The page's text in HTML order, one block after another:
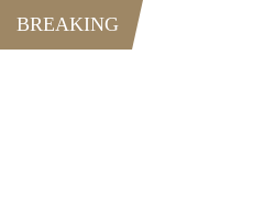
BREAKING